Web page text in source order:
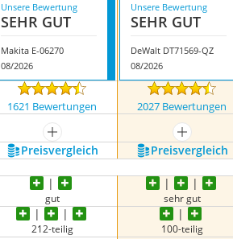
Unsere Bewertung
SEHR GUT
Makita E-06270
08/2026
Unsere Bewertung
SEHR GUT
DeWalt DT71569-QZ
08/2026
1621 Bewertungen 2027 Bewertungen
mehr anzeigen mehr
Preis­vergleich Preis­vergleich
gut sehr gut
212-teilig 100-teilig